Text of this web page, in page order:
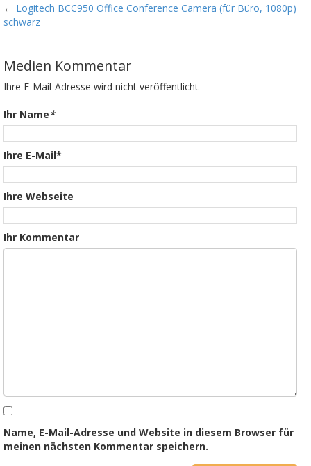
← Logitech BCC950 Office Conference Camera (für Büro, 1080p)
schwarz
Medien Kommentar
Ihre E-Mail-Adresse wird nicht veröffentlicht
Ihr Name*
Ihre E-Mail*
Ihre Webseite
Ihr Kommentar
Name, E-Mail-Adresse und Website in diesem Browser für
meinen nächsten Kommentar speichern.